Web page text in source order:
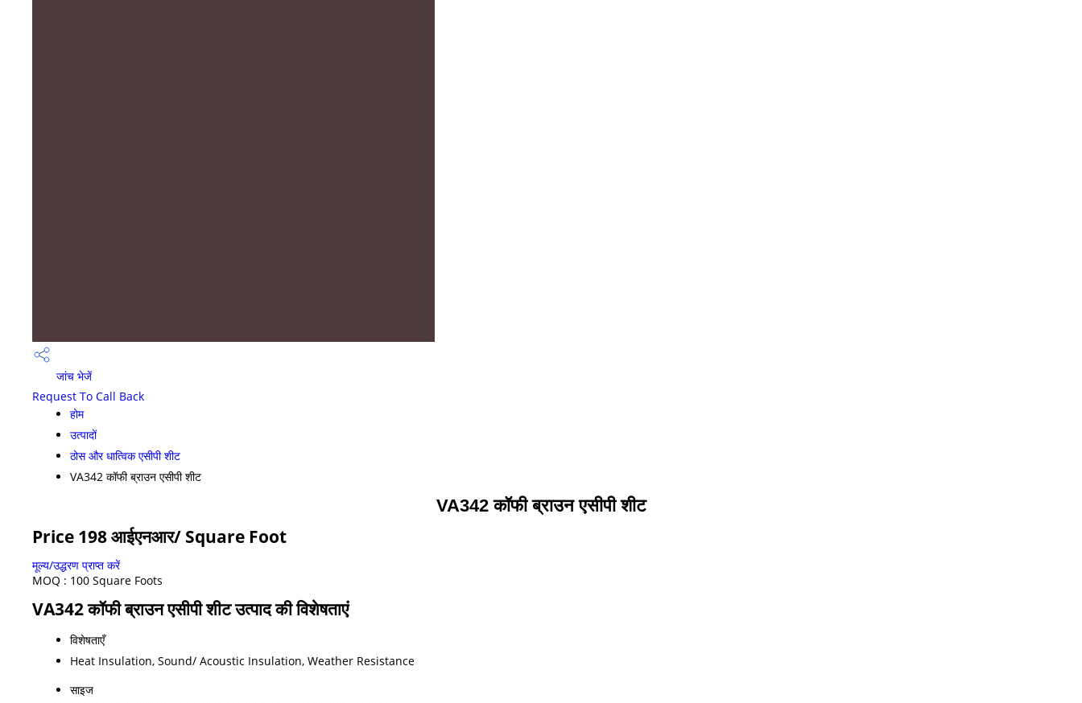
जांच भेजें
Request To Call Back
होम
उत्पादों
ठोस और धात्विक एसीपी शीट
VA342 कॉफी ब्राउन एसीपी शीट
VA342 कॉफी ब्राउन एसीपी शीट
Price 198 आईएनआर/ Square Foot
मूल्य/उद्धरण प्राप्त करें
MOQ : 100 Square Foots
VA342 कॉफी ब्राउन एसीपी शीट उत्पाद की विशेषताएं
विशेषताएँ
Heat Insulation, Sound/ Acoustic Insulation, Weather Resistance
साइज